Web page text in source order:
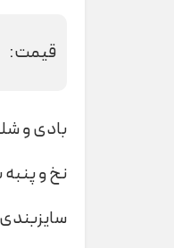
قیمت:
بادی و
نخ و
سایزبندی از ۰ ماه الی